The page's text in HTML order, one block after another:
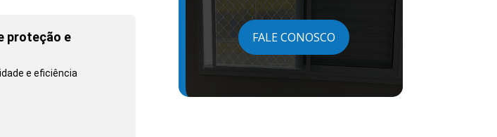
proteção e
e eficiência
FALE CONOSCO